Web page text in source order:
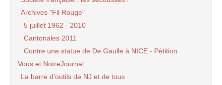
Archives "Fil Rouge"
5 juillet 1962 - 2010
Cantonales 2011
Contre une statue de De Gaulle à NICE - Pétition
Vous et NotreJournal
La barre d’outils de NJ et de tous